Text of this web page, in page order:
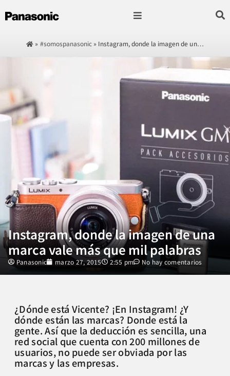
» #somospanasonic» Instagram, donde la imagen de un…
Instagram, donde la imagen de una
marca vale más que mil palabras
Panasonic marzo 27, 2015 2:55 pm No hay comentarios
¿Dónde está Vicente? ¡En Instagram! ¿Y
dónde están las marcas? Donde está la
gente. Así que la deducción es sencilla, una
red social que cuenta con 200 millones de
usuarios, no puede ser obviada por las
marcas y las empresas.